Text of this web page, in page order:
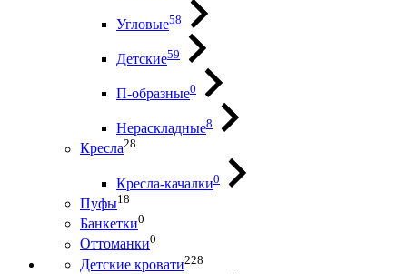
Угловые58
Детские59
П-образные0
Нераскладные8
Кресла28
Кресла-качалки0
Пуфы18
Банкетки0
Оттоманки0
Детские кровати228